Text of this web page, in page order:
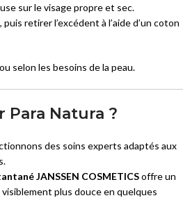
sur le visage propre et sec.
retirer l’excédent à l’aide d’un coton
selon les besoins de la peau.
Natura ?
des soins experts adaptés aux
JANSSEN COSMETICSoffre un
plus douce en quelques